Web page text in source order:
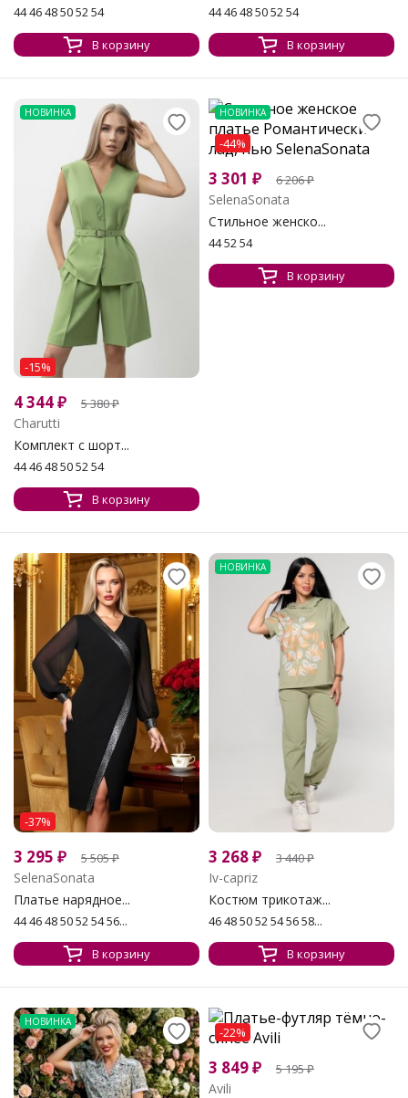
44 46 48 50 52 54
В корзину
44 46 48 50 52 54
В корзину
НОВИНКА
-15%
4 344₽ 5 380₽
Charutti
Комплект с шорт...
44 46 48 50 52 54
В корзину
НОВИНКА
-44%
3 301 ₽ 6 206₽
SelenaSonata
Стильное женско...
44 52 54
В корзину
-37%
3 295 ₽ 5 505₽
SelenaSonata
Платье нарядное...
44 46 48 50 52 54 56...
В корзину
НОВИНКА
3 268₽ 3 440₽
Iv-capriz
Костюм трикотаж...
46 48 50 52 54 56 58...
В корзину
НОВИНКА
-22%
3 849₽ 5 195₽
Avili